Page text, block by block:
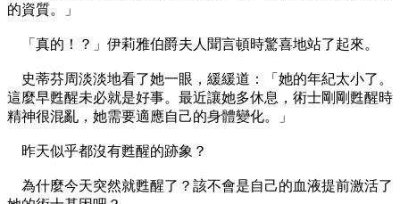
的資質。」
「真的！？」伊莉雅伯爵夫人聞言頓時驚喜地站了起來。
史蒂芬周淡淡地看了她一眼，緩緩道：「她的年紀太小了。
這麼早甦醒未必就是好事。最近讓她多休息，術士剛剛甦醒時
精神很混亂，她需要適應自己的身體變化。」
昨天似乎都沒有甦醒的跡象？
為什麼今天突然就甦醒了？該不會是自己的血液提前激活了